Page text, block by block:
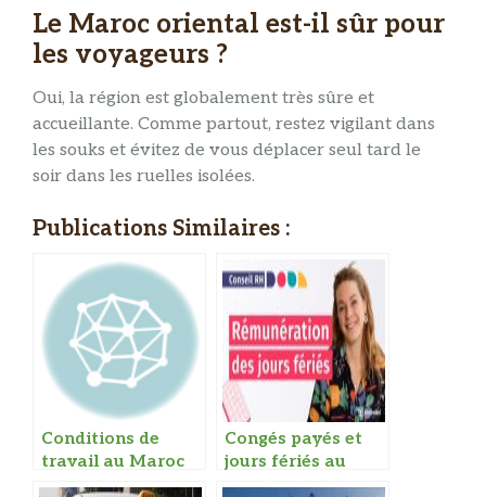
Le Maroc oriental est-il sûr pour
les voyageurs ?
Oui, la région est globalement très sûre et
accueillante. Comme partout, restez vigilant dans
les souks et évitez de vous déplacer seul tard le
soir dans les ruelles isolées.
Publications Similaires :
Conditions de
travail au Maroc
Congés payés et
jours fériés au
Maroc